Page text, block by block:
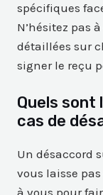
spécifiques
N’hésitez pas
détaillées sur
signer le reçu
Quels sont
cas de
Un désaccord
vous laisse
à vous pour